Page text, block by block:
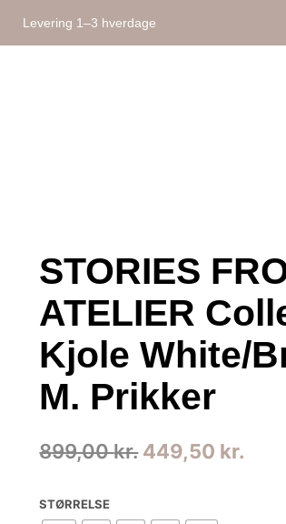
Levering 1–3 hverdage
STORIES
ATELIER
Kjole White/
M. Prikker
899,00kr. Den
449,50 kr.
STØRRELSE